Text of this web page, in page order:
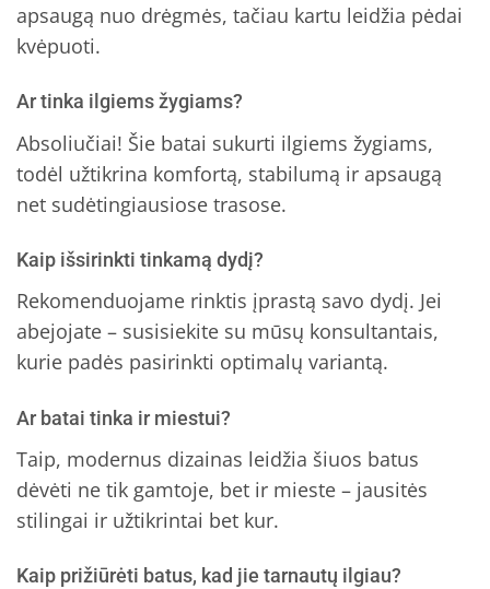
apsaugą nuo drėgmės, tačiau kartu leidžia pėdai
kvėpuoti.
Ar tinka ilgiems žygiams?
Absoliučiai! Šie batai sukurti ilgiems žygiams,
todėl užtikrina komfortą, stabilumą ir apsaugą
net sudėtingiausiose trasose.
Kaip išsirinkti tinkamą dydį?
Rekomenduojame rinktis įprastą savo dydį. Jei
abejojate – susisiekite su mūsų konsultantais,
kurie padės pasirinkti optimalų variantą.
Ar batai tinka ir miestui?
Taip, modernus dizainas leidžia šiuos batus
dėvėti ne tik gamtoje, bet ir mieste – jausitės
stilingai ir užtikrintai bet kur.
Kaip prižiūrėti batus, kad jie tarnautų ilgiau?